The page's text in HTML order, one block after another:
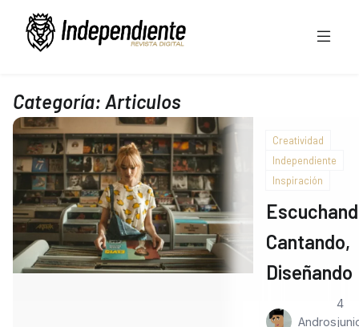
Categoría: Articulos
Creatividad
Independiente
Inspiración
Cantando,
Diseñando
Andros
4